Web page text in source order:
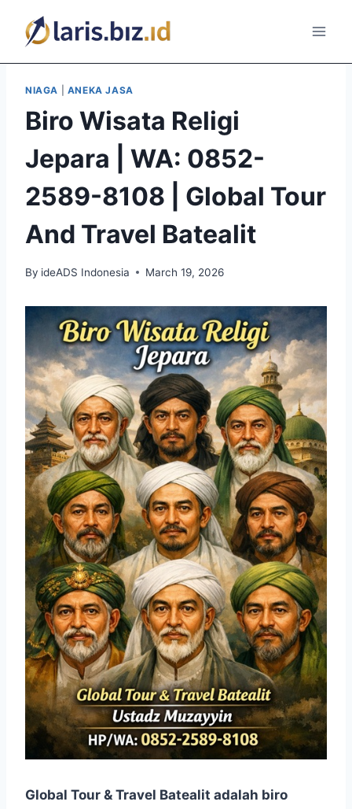
content
NIAGA ANEKA JASA
Biro Wisata Religi
Jepara | WA: 0852-
2589-8108 | Global Tour
And Travel Batealit
By ideADS Indonesia March 19, 2026
Global Tour & Travel Batealit adalah biro